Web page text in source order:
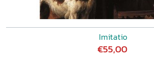
Imitatio
€55,00